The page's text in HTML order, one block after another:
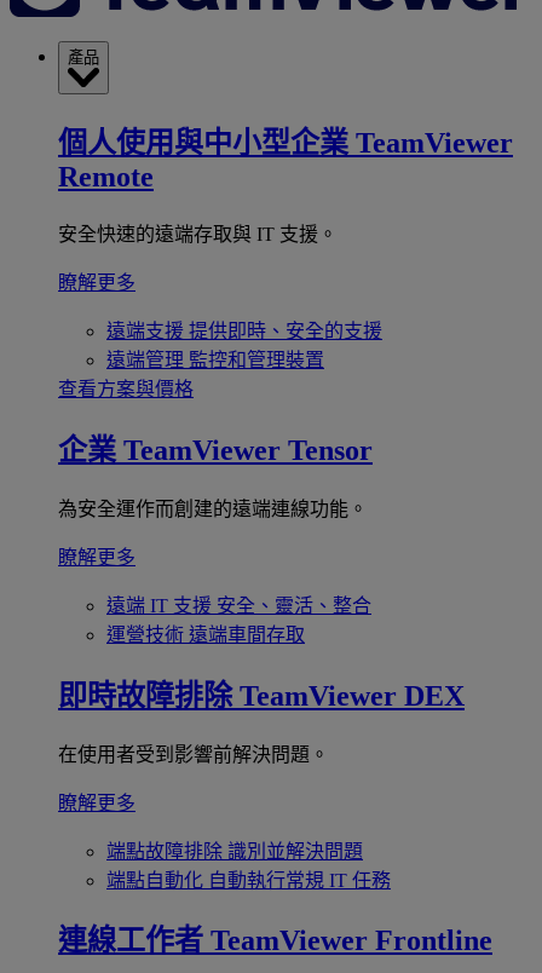
產品
個人使用與中小型企業 TeamViewer
Remote
安全快速的遠端存取與 IT 支援。
瞭解更多
遠端支援 提供即時、安全的支援
遠端管理 監控和管理裝置
查看方案與價格
企業 TeamViewer Tensor
為安全運作而創建的遠端連線功能。
瞭解更多
遠端 IT 支援 安全、靈活、整合
運營技術 遠端車間存取
即時故障排除 TeamViewer DEX
在使用者受到影響前解決問題。
瞭解更多
端點故障排除 識別並解決問題
端點自動化 自動執行常規 IT 任務
連線工作者 TeamViewer Frontline